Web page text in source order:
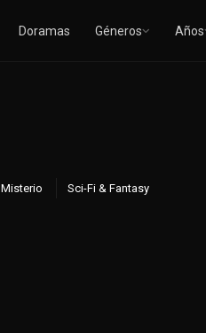
Doramas Géneros Años
Misterio Sci-Fi & Fantasy